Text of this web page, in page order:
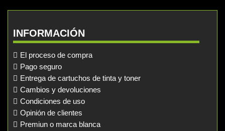
INFORMACIÓN
El proceso de compra
Pago seguro
Entrega de cartuchos de tinta y toner
Cambios y devoluciones
Condiciones de uso
Opinión de clientes
Premiun o marca blanca